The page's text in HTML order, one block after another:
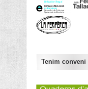
Tenim conveni